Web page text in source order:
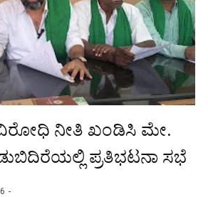
ವಿರೋಧಿ ನೀತಿ ಖಂಡಿಸಿ ಮೇ.
ಪ್ರತಿಭಟನಾ ಸಭೆ